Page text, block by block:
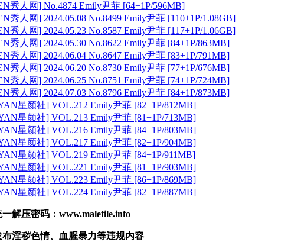
秀人网] No.4874 Emily尹菲 [64+1P/596MB]
秀人网] 2024.05.08 No.8499 Emily尹菲 [110+1P/1.08GB]
秀人网] 2024.05.23 No.8587 Emily尹菲 [117+1P/1.06GB]
秀人网] 2024.05.30 No.8622 Emily尹菲 [84+1P/863MB]
秀人网] 2024.06.04 No.8647 Emily尹菲 [83+1P/791MB]
秀人网] 2024.06.20 No.8730 Emily尹菲 [77+1P/676MB]
秀人网] 2024.06.25 No.8751 Emily尹菲 [74+1P/724MB]
秀人网] 2024.07.03 No.8796 Emily尹菲 [84+1P/873MB]
星颜社] VOL.212 Emily尹菲 [82+1P/812MB]
星颜社] VOL.213 Emily尹菲 [81+1P/713MB]
星颜社] VOL.216 Emily尹菲 [84+1P/803MB]
星颜社] VOL.217 Emily尹菲 [82+1P/904MB]
星颜社] VOL.219 Emily尹菲 [84+1P/911MB]
星颜社] VOL.221 Emily尹菲 [81+1P/903MB]
星颜社] VOL.223 Emily尹菲 [86+1P/869MB]
星颜社] VOL.224 Emily尹菲 [82+1P/887MB]
解压密码：www.malefile.info
淫秽色情、血腥暴力等违规内容